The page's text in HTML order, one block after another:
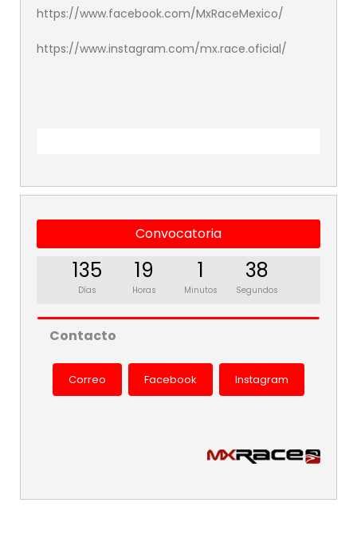
https://www.facebook.com/MxRaceMexico/
https://www.instagram.com/mx.race.oficial/
Convocatoria
135 19 1 38
Días Horas Minutos Segundos
Contacto
Correo Facebook Instagram